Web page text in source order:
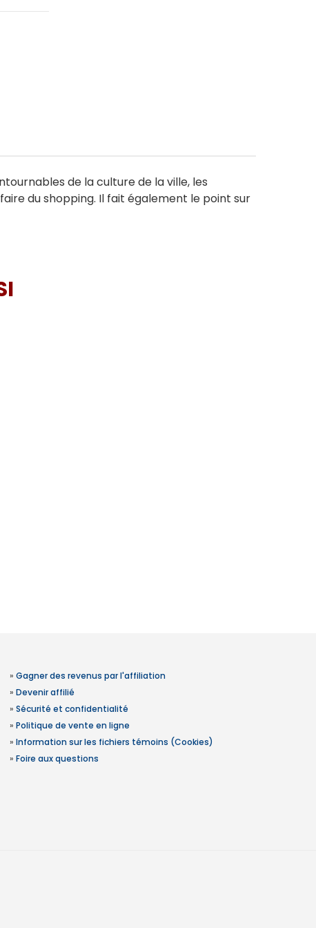
de la culture de la ville, les
du shopping. Il fait également le point sur
» Gagner des revenus par l'affiliation
» Devenir affilié
» Sécurité et confidentialité
» Politique de vente en ligne
» Information sur les fichiers témoins (Cookies)
» Foire aux questions